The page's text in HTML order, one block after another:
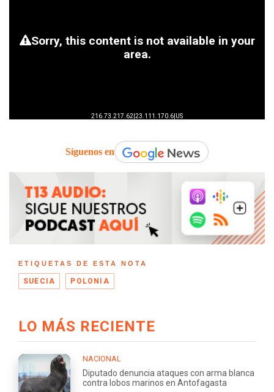
Síguenos en
ETIQUETAS DE ESTA NOTA
SUECIA POLONIA
LO MÁS RECIENTE
NACIONAL
Diputado denuncia ataques con arma blanca
contra lobos marinos en Antofagasta